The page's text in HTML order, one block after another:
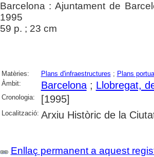
Barcelona : Ajuntament de
1995
59 p. ; 23 cm
Matèries: Plans d'infraestructures ; Plans
Àmbit:
Barcelona; Llobregat,
Cronologia: [1995]
Localització: Arxiu Històric de la
Enllaç permanent a aquest